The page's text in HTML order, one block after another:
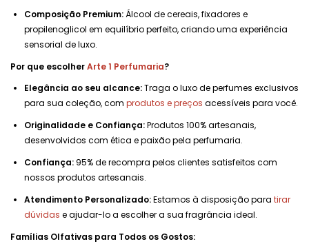
Composição Premium:Álcool de cereais, fixadores e
propilenoglicol em equilíbrio perfeito, criando uma experiência
sensorial de luxo.
Por que escolherArte 1 Perfumaria?
Elegância ao seu alcance:Traga o luxo de perfumes exclusivos
para sua coleção, com produtos e preços acessíveis para você.
Originalidade e Confiança:Produtos 100% artesanais,
desenvolvidos com ética e paixão pela perfumaria.
Confiança: 95% de recompra pelos clientes satisfeitos com
nossos produtos artesanais.
Atendimento Personalizado:Estamos à disposição para tirar
dúvidas e ajudar-lo a escolher a sua fragrância ideal.
Famílias Olfativas para Todos os Gostos: